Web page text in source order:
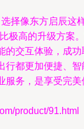
择像东方启辰这
极高的升级方案
的交互体验，成
行都更加便捷、
务，是享受完美
product/91.html